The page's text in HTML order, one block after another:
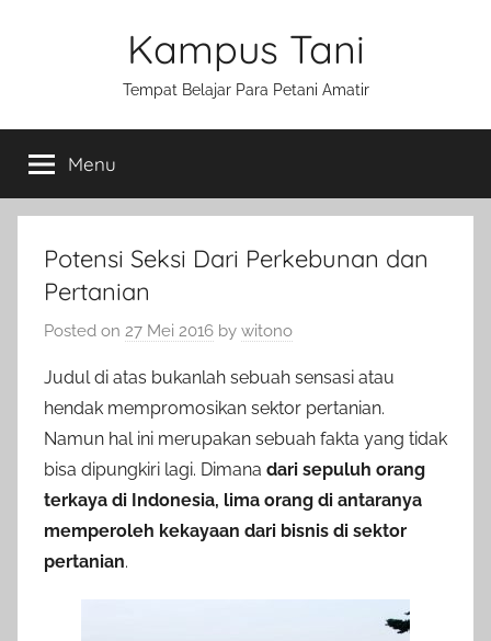
Kampus Tani
Tempat Belajar Para Petani Amatir
Menu
Potensi Seksi Dari Perkebunan dan
Pertanian
Posted on 27 Mei 2016 by witono
Judul di atas bukanlah sebuah sensasi atau
hendak mempromosikan sektor pertanian.
Namun hal ini merupakan sebuah fakta yang tidak
bisa dipungkiri lagi. Dimana dari sepuluh orang
terkaya di Indonesia, lima orang di antaranya
memperoleh kekayaan dari bisnis di sektor
pertanian.